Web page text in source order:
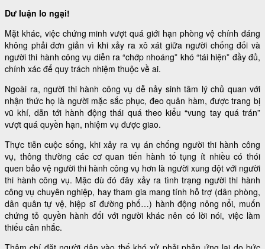
Dư luận lo ngại!
Mặt khác, việc chứng minh vượt quá giới hạn phòng vệ chính đáng
không phải đơn giản vì khi xảy ra xô xát giữa người chống đối và
người thi hành công vụ diễn ra “chớp nhoáng” khó “tái hiện” đầy đủ,
chính xác để quy trách nhiệm thuộc về ai.
Ngoài ra, người thi hành công vụ dễ nảy sinh tâm lý chủ quan với
nhận thức họ là người mặc sắc phục, đeo quân hàm, được trang bị
vũ khí, dẫn tới hành động thái quá theo kiểu “vung tay quá trán”
vượt quá quyền hạn, nhiệm vụ được giao.
Thực tiễn cuộc sống, khi xảy ra vụ án chống người thi hành công
vụ, thông thường các cơ quan tiến hành tố tụng ít nhiều có thói
quen bảo vệ người thi hành công vụ hơn là người xung đột với người
thi hành công vụ. Mặc dù đó đây xảy ra tình trạng người thi hành
công vụ chuyên nghiệp, hay tham gia mang tính hỗ trợ (dân phòng,
dân quân tự vệ, hiệp sĩ đường phố…) hành động nông nổi, muốn
chứng tỏ quyền hành đối với người khác nên có lời nói, việc làm
thiếu cân nhắc.